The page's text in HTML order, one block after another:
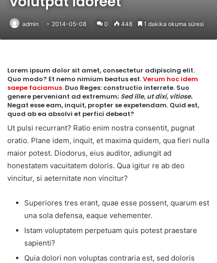
admin 2014-05-08 0 448 1 dakika okuma süresi
Lorem ipsum dolor sit amet, consectetur adipiscing elit.
Quo modo? Et nemo nimium beatus est.Verum hoc idem
saepe faciamus. Duo Reges: constructio interrete. Suo
genere perveniant ad extremum; Sed ille, ut dixi, vitiose.
Negat esse eam, inquit, propter se expetendam. Quid est,
quod ab ea absolvi et perfici debeat?
Ut pulsi recurrant? Ratio enim nostra consentit, pugnat
oratio. Plane idem, inquit, et maxima quidem, qua fieri nulla
maior potest. Diodorus, eius auditor, adiungit ad
honestatem vacuitatem doloris. Qua igitur re ab deo
vincitur, si aeternitate non vincitur?
Superiores tres erant, quae esse possent, quarum est
una sola defensa, eaque vehementer.
Istam voluptatem perpetuam quis potest praestare
sapienti?
Quia dolori non voluptas contraria est, sed doloris